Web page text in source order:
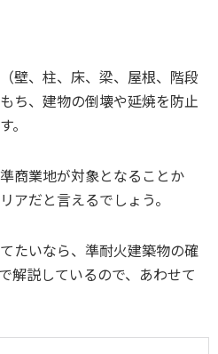
壁、柱、床、梁、屋根、階段
ち、建物の倒壊や延焼を防止
。
商業地が対象となることか
アだと言えるでしょう。
たいなら、準耐火建築物の確
解説しているので、あわせて